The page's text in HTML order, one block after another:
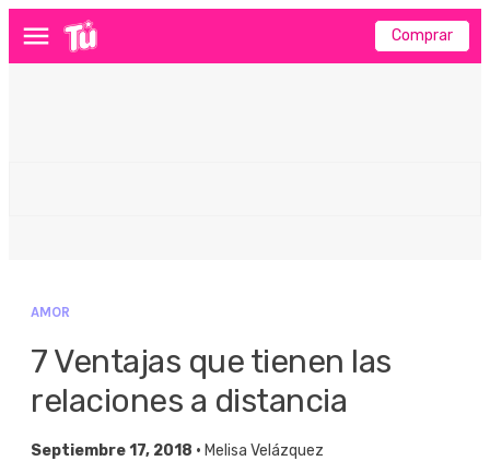
Menú Comprar
AMOR
7 Ventajas que tienen las
relaciones a distancia
Septiembre 17, 2018 • Melisa Velázquez